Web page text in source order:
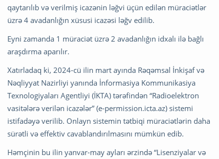
qaytarılıb və verilmiş icazənin ləğvi üçün edilən müraciətlər
üzrə 4 avadanlığın xüsusi icazəsi ləğv edilib.
Eyni zamanda 1 müraciət üzrə 2 avadanlığın idxalı ilə bağlı
araşdırma aparılır.
Xatırladaq ki, 2024-cü ilin mart ayında Rəqəmsal İnkişaf və
Nəqliyyat Nazirliyi yanında İnformasiya Kommunikasiya
Texnologiyaları Agentliyi (İKTA) tərəfindən “Radioelektron
vasitələrə verilən icazələr” (e-permission.icta.az) sistemi
istifadəyə verilib. Onlayn sistemin tətbiqi müraciətlərin daha
sürətli və effektiv cavablandırılmasını mümkün edib.
Həmçinin bu ilin yanvar-may ayları ərzində “Lisenziyalar və